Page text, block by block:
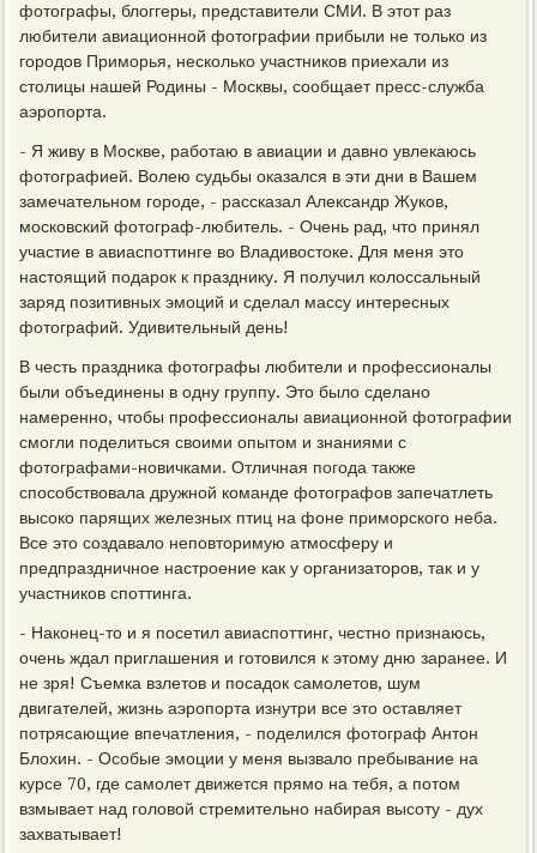
фотографы, блоггеры, представители СМИ. В этот раз
любители авиационной фотографии прибыли не только из
городов Приморья, несколько участников приехали из
столицы нашей Родины - Москвы, сообщает пресс-служба
аэропорта.
- Я живу в Москве, работаю в авиации и давно увлекаюсь
фотографией. Волею судьбы оказался в эти дни в Вашем
замечательном городе, - рассказал Александр Жуков,
московский фотограф-любитель. - Очень рад, что принял
участие в авиаспоттинге во Владивостоке. Для меня это
настоящий подарок к празднику. Я получил колоссальный
заряд позитивных эмоций и сделал массу интересных
фотографий. Удивительный день!
В честь праздника фотографы любители и профессионалы
были объединены в одну группу. Это было сделано
намеренно, чтобы профессионалы авиационной фотографии
смогли поделиться своими опытом и знаниями с
фотографами-новичками. Отличная погода также
способствовала дружной команде фотографов запечатлеть
высоко парящих железных птиц на фоне приморского неба.
Все это создавало неповторимую атмосферу и
предпраздничное настроение как у организаторов, так и у
участников споттинга.
- Наконец-то и я посетил авиаспоттинг, честно признаюсь,
очень ждал приглашения и готовился к этому дню заранее. И
не зря! Съемка взлетов и посадок самолетов, шум
двигателей, жизнь аэропорта изнутри все это оставляет
потрясающие впечатления, - поделился фотограф Антон
Блохин. - Особые эмоции у меня вызвало пребывание на
курсе 70, где самолет движется прямо на тебя, а потом
взмывает над головой стремительно набирая высоту - дух
захватывает!